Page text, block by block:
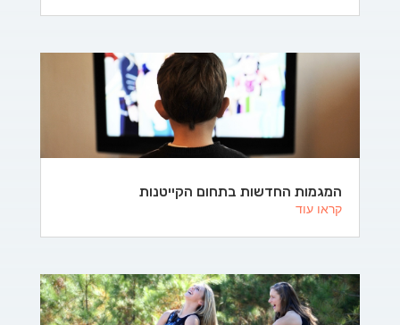
המגמות החדשות בתחום הקייטנות
קראו עוד